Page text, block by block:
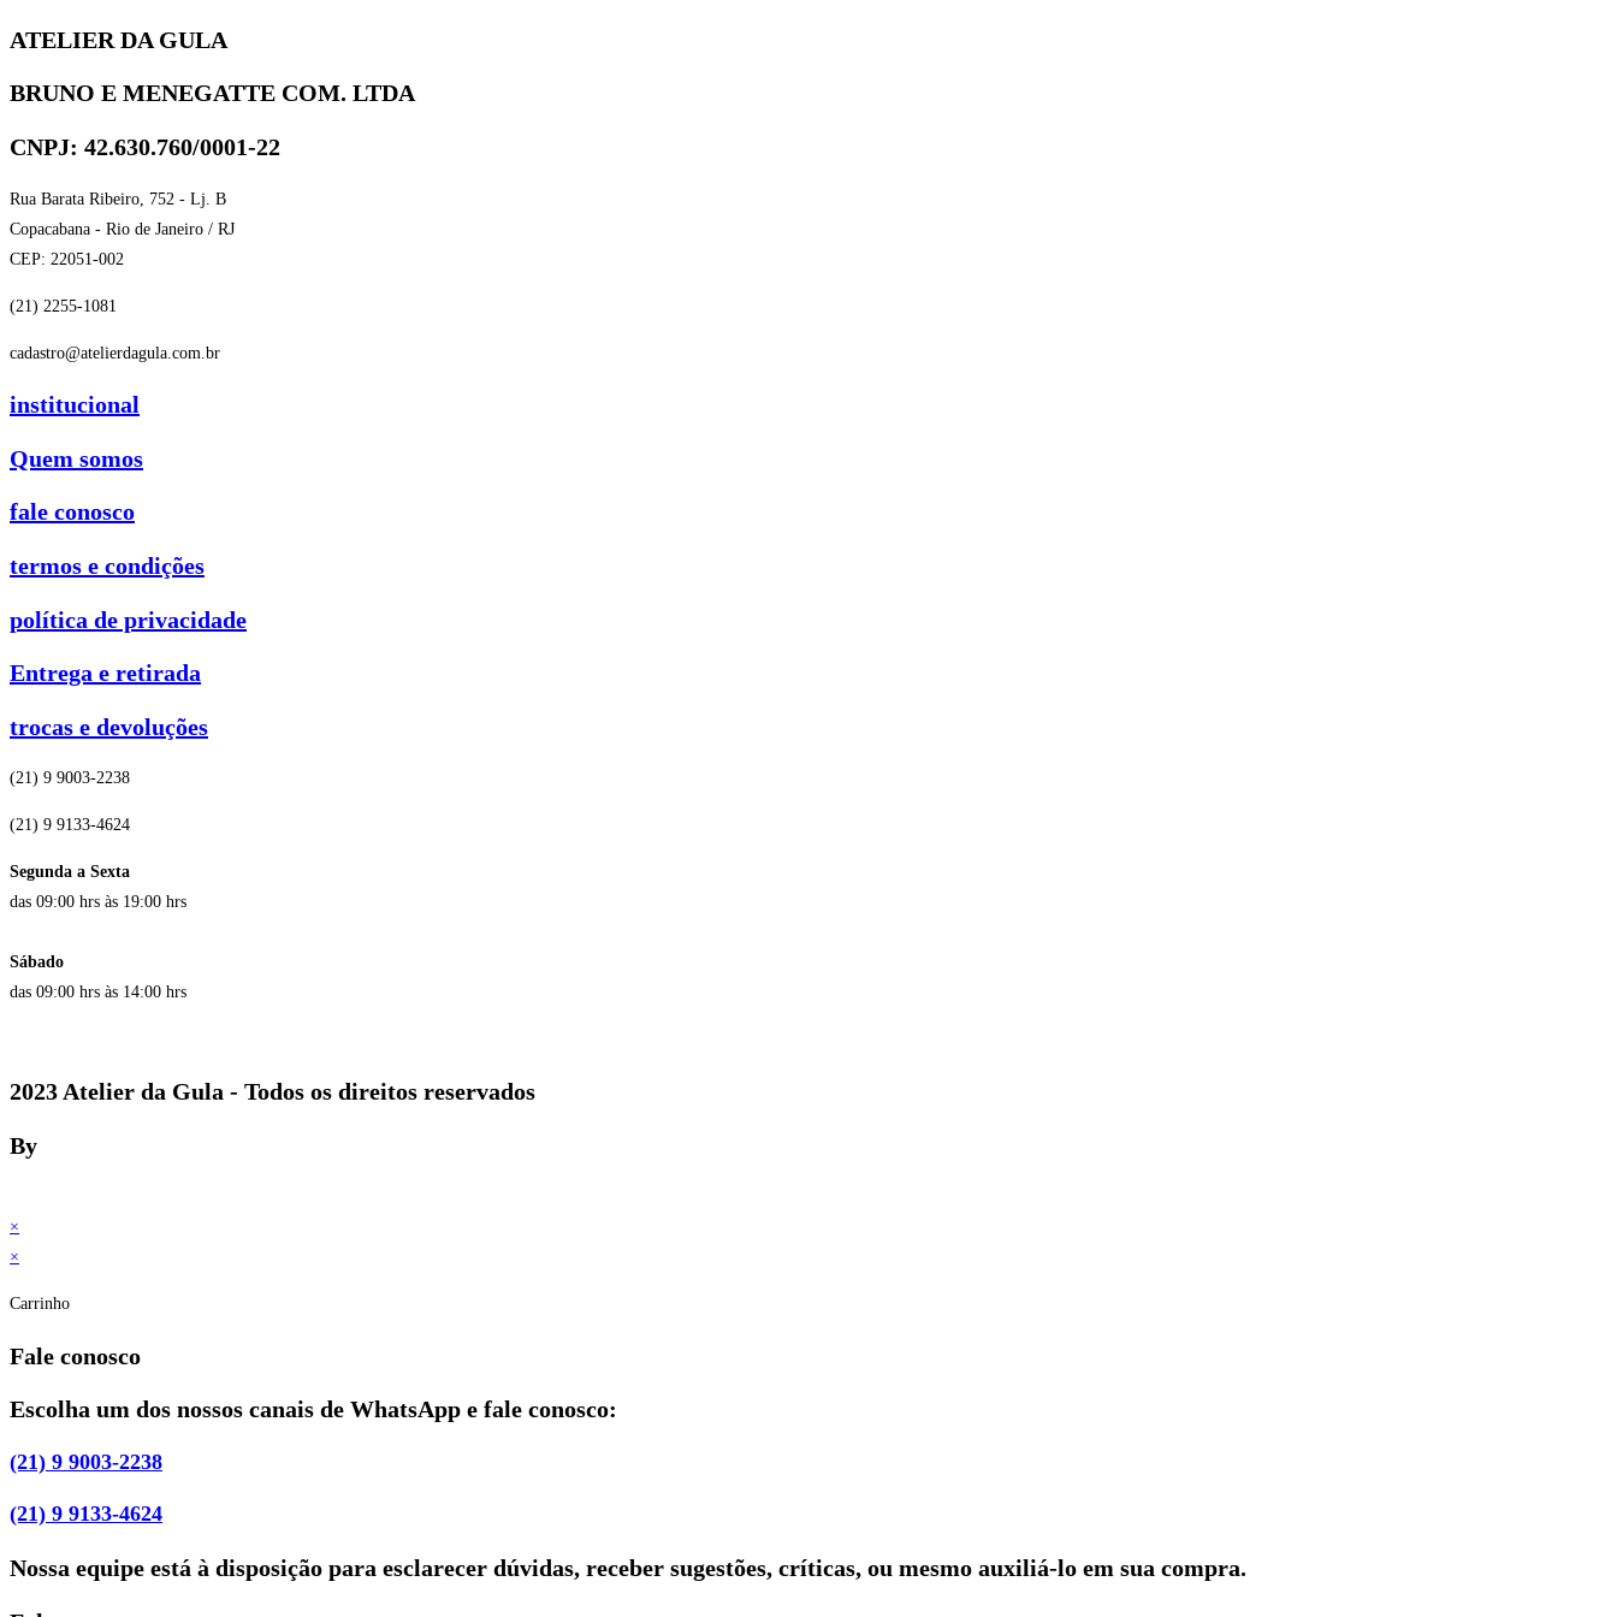
ATELIER DA GULA
BRUNO E MENEGATTE COM. LTDA
CNPJ: 42.630.760/0001-22
Rua Barata Ribeiro, 752 - Lj. B
Copacabana - Rio de Janeiro / RJ
CEP: 22051-002
(21) 2255-1081
cadastro@atelierdagula.com.br
institucional
Quem somos
fale conosco
termos e condições
política de privacidade
Entrega e retirada
trocas e devoluções
(21) 9 9003-2238
(21) 9 9133-4624
Segunda a Sexta
das 09:00 hrs às 19:00 hrs
Sábado
das 09:00 hrs às 14:00 hrs
2023 Atelier da Gula - Todos os direitos reservados
By
×
×
Carrinho
Fale conosco
Escolha um dos nossos canais de WhatsApp e fale conosco:
(21) 9 9003-2238
(21) 9 9133-4624
Nossa equipe está à disposição para esclarecer dúvidas, receber sugestões, críticas, ou mesmo auxiliá-lo em sua compra.